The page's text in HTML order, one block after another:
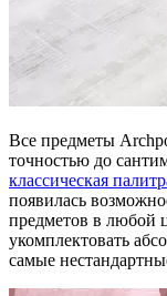
Все предметы
точностью до
классическая
появилась
предметов в любой
укомплектовать
самые